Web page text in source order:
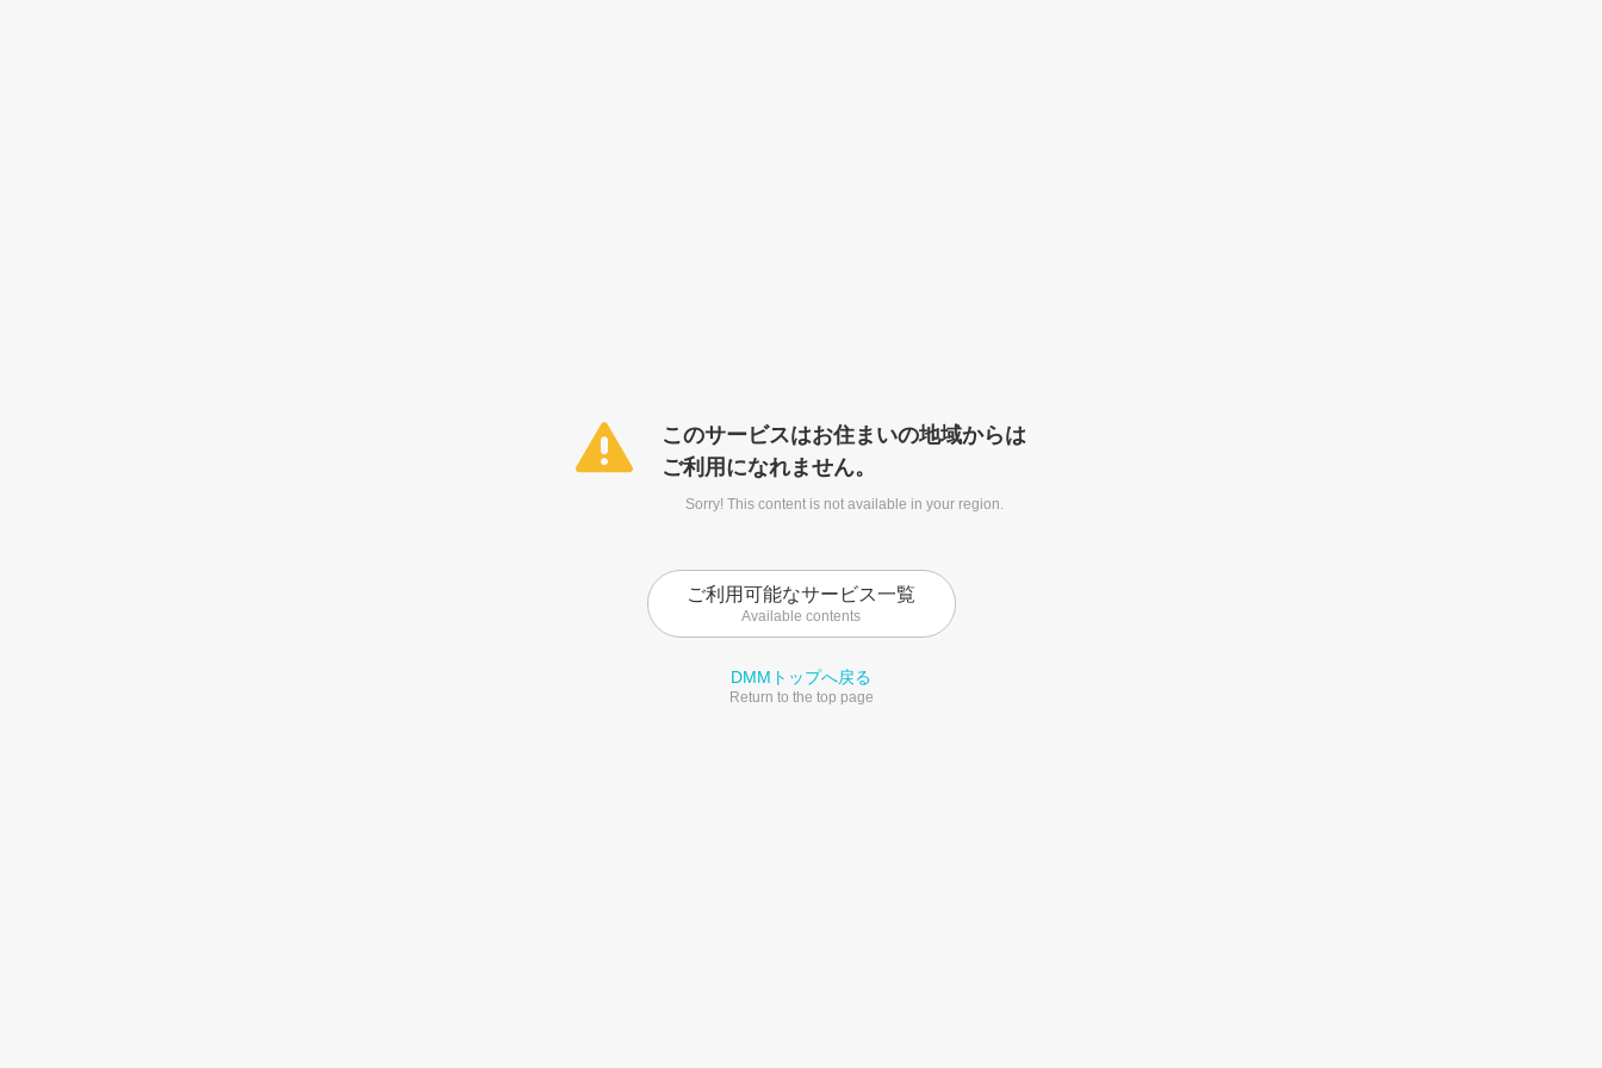
このサービスはお住まいの地域からは
ご利用になれません。
Sorry! This content is not available in your region.
ご利用可能なサービス一覧
Available contents
DMMトップへ戻る
Return to the top page